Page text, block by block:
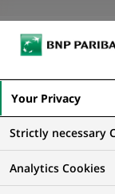
-
COMMUNAUTÉ DE
-
Your Privacy
Strictly necessary
Analytics Cookies